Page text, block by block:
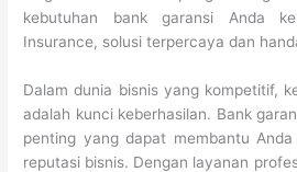
kebutuhan bank garansi Anda
Insurance, solusi terpercaya dan
Dalam dunia bisnis yang kompetitif,
adalah kunci keberhasilan. Bank
penting yang dapat membantu
reputasi bisnis. Dengan layanan